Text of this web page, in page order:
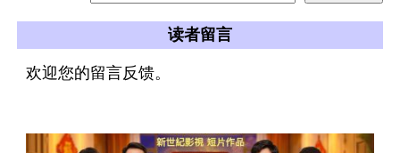
读者留言
欢迎您的留言反馈。